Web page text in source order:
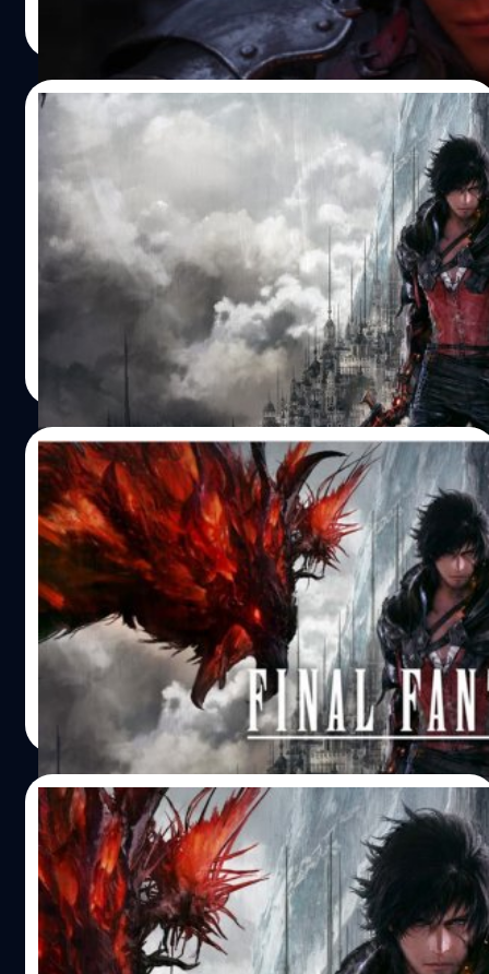
02/05/2022
คอเกมญี่ปุ่นอยากเล่น Final 16 มากที่สุด แต่
เกมบน Switch ยังติดอันดับมากที่สุด
เปิดอันดับเกมที่แฟน ๆ โหวตว่าอยากเล่นมากที่สุดจากการจัด
อันดับของ Famitsu ออกมาแล้ว โดย Final Fantasy 16 บน
PS5 ติดอันดับ 1
วงศกร ปฐมชัยวัฒน์ | 1558 days ago
07/04/2022
แฟนเกมญี่ปุ่นอยากเล่น Final Fantasy 16
มากที่สุด
เกม Final Fantasy 16 ภาคหลักที่จะออกบนคอนโซล
PlayStation 5 ของ Sony ยังคงเป็นเกมที่แฟน ๆ อยากเล่น
มากที่สุด
วงศกร ปฐมชัยวัฒน์| 1583 days ago
24/01/2022
แฟนเกมชาวญี่ปุ่นอยากเล่น Final Fantasy 16
มากที่สุด
ในแต่ละสัปดาห์นิตยสาร Famitsu จะเปิดให้แฟนเกมได้โหวต
เพื่อจัดอันดับเกมที่แฟนเกมในญี่ปุ่นตั้งตารอมากที่สุด